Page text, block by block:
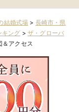
結婚式場 > 長崎市・県
キング >ザ・グローバ
＆アクセス